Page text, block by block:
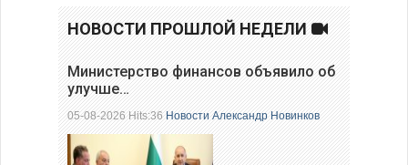
НОВОСТИ ПРОШЛОЙ НЕДЕЛИ
Министерство финансов объявило об
улучше…
05-08-2026 Hits:36Новости Александр Новинков